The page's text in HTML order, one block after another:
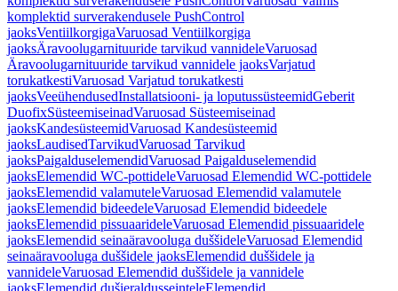
komplektid surverakendusele PushControl
jaoksVentiilkorgigaVaruosad Ventiilkorgiga
jaoksÄravoolugarnituuride tarvikud vannideleVaruosad
Äravoolugarnituuride tarvikud vannidele jaoksVarjatud
torukatkestiVaruosad Varjatud torukatkesti
jaoksVeeühendusedInstallatsiooni- ja loputussüsteemidGeberit
DuofixSüsteemiseinadVaruosad Süsteemiseinad
jaoksKandesüsteemidVaruosad Kandesüsteemid
jaoksLaudisedTarvikudVaruosad Tarvikud
jaoksPaigalduselemendidVaruosad Paigalduselemendid
jaoksElemendid WC-pottideleVaruosad Elemendid WC-pottidele
jaoksElemendid valamuteleVaruosad Elemendid valamutele
jaoksElemendid bideedeleVaruosad Elemendid bideedele
jaoksElemendid pissuaarideleVaruosad Elemendid pissuaaridele
jaoksElemendid seinaäravooluga duššideleVaruosad Elemendid
seinaäravooluga duššidele jaoksElemendid duššidele ja
vannideleVaruosad Elemendid duššidele ja vannidele
jaoksElemendid dušieraldusseinteleElemendid